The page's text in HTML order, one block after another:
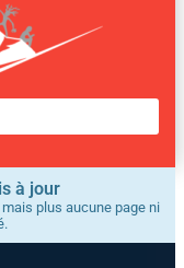
à jour
plus aucune page ni